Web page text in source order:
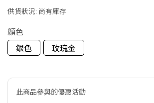
供貨狀況: 尚有庫存
顏色
銀色
玫瑰金
此商品參與的優惠活動